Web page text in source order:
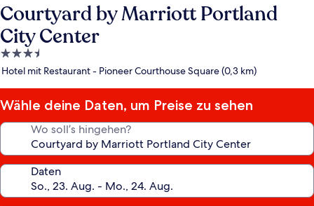
Courtyard by Marriott Portland
City Center
3.5-
Sterne-
Hotel mit Restaurant - Pioneer Courthouse Square (0,3 km)
Wähle deine Daten, um Preise zu sehen
Wo soll’s hingehen?
Daten